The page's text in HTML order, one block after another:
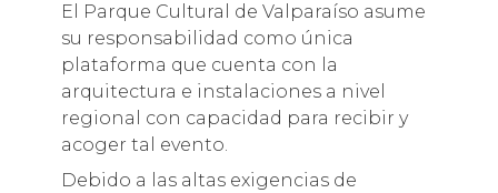
El Parque Cultural de Valparaíso asume
su responsabilidad como única
plataforma que cuenta con la
arquitectura e instalaciones a nivel
regional con capacidad para recibir y
acoger tal evento.
Debido a las altas exigencias de